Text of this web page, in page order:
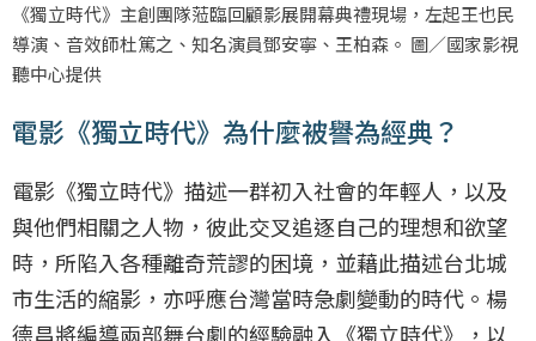
《獨立時代》主創團隊蒞臨回顧影展開幕典禮現場，左起王也民
導演、音效師杜篤之、知名演員鄧安寧、王柏森。 圖／國家影視
聽中心提供
電影《獨立時代》為什麼被譽為經典？
電影《獨立時代》描述一群初入社會的年輕人，以及
與他們相關之人物，彼此交叉追逐自己的理想和欲望
時，所陷入各種離奇荒謬的困境，並藉此描述台北城
市生活的縮影，亦呼應台灣當時急劇變動的時代。楊
德昌將編導兩部舞台劇的經驗融入《獨立時代》，以